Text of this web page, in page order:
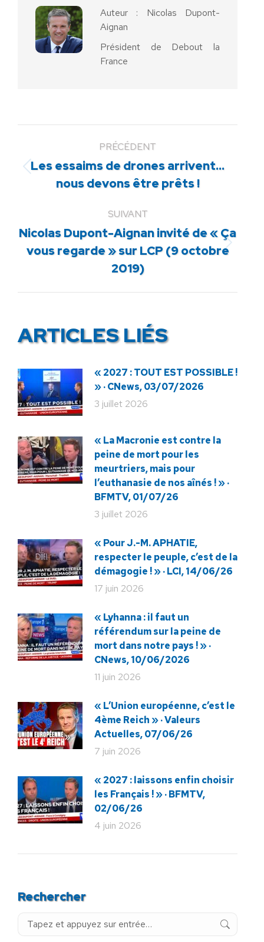
Auteur : Nicolas Dupont-
Aignan
Président de Debout la
France
PRÉCÉDENT
Article
précédent
Les essaims de drones arrivent…
nous devons être prêts !
SUIVANT
Article
suivant
Nicolas Dupont-Aignan invité de « Ça
vous regarde » sur LCP (9 octobre
2019)
ARTICLES LIÉS
« 2027 : TOUT EST POSSIBLE !
» · CNews, 03/07/2026
3 juillet 2026
« La Macronie est contre la
peine de mort pour les
meurtriers, mais pour
l’euthanasie de nos aînés ! » ·
BFMTV, 01/07/26
3 juillet 2026
« Pour J.-M. APHATIE,
respecter le peuple, c’est de la
démagogie ! » · LCI, 14/06/26
17 juin 2026
« Lyhanna : il faut un
référendum sur la peine de
mort dans notre pays ! » ·
CNews, 10/06/2026
11 juin 2026
« L’Union européenne, c’est le
4ème Reich » · Valeurs
Actuelles, 07/06/26
7 juin 2026
« 2027 : laissons enfin choisir
les Français ! » · BFMTV,
02/06/26
4 juin 2026
Rechercher
Recherche